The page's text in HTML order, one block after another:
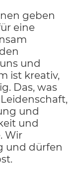
geben
eine
und
ist kreativ,
Das, was
und
und
Wir
und dürfen